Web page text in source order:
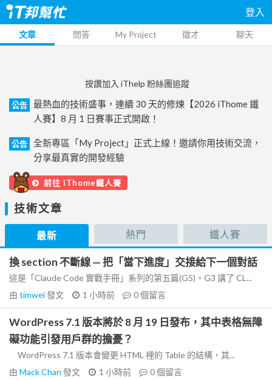
登入
文章 問答 My Project 徵才 聊天
按讚加入 iThelp 粉絲團追蹤
公告
最熱血的技術盛事，連續 30 天的修煉【2026 iThome 鐵
人賽】8 月 1 日賽事正式開啟！
公告
全新專區「My Project」正式上線！邀請你用技術交流，
分享最真實的開發經驗
前往 iThome鐵人賽
技術文章
最新 熱門 鐵人賽
換 section 不斷線 — 把「當下進度」交接給下一個對話
這是「Claude Code 實戰手冊」系列的第五篇(G5)。G3 講了 CL...
由 timwei發文 1 小時前 0個留言
WordPress 7.1 版本將於 8 月 19 日發布，其中表格無障
礙功能引發用戶群的擔憂？
WordPress 7.1 版本會變更 HTML 裡的 Table 的結構，其...
由 Mack Chan 發文 1 小時前 0個留言